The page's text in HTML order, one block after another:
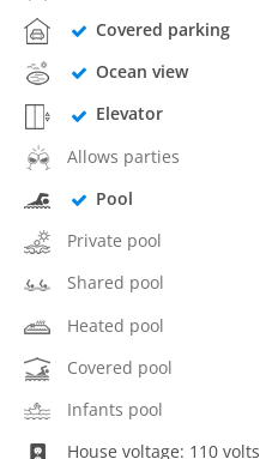
Covered parking
Ocean view
Elevator
Allows parties
Pool
Private pool
Shared pool
Heated pool
Covered pool
Infants pool
House voltage: 110 volts